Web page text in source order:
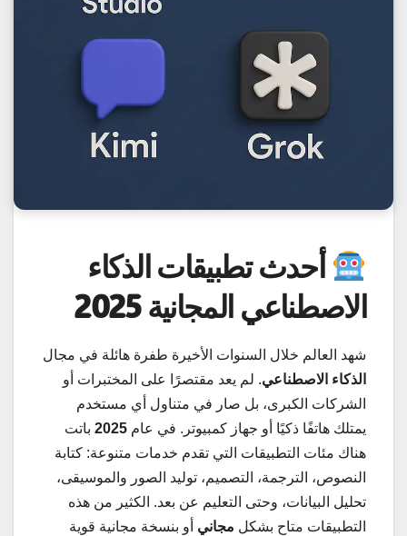
أحدث تطبيقات الذكاء
الاصطناعي المجانية 2025
شهد العالم خلال السنوات الأخيرة طفرة هائلة في مجال
الذكاء الاصطناعي. لم يعد مقتصرًا على المختبرات أو
الشركات الكبرى، بل صار في متناول أي مستخدم
يمتلك هاتفًا ذكيًا أو جهاز كمبيوتر. في عام 2025 باتت
هناك مئات التطبيقات التي تقدم خدمات متنوعة: كتابة
النصوص، الترجمة، التصميم، توليد الصور والموسيقى،
تحليل البيانات، وحتى التعليم عن بعد. الكثير من هذه
التطبيقات متاح بشكل مجاني أو بنسخة مجانية قوية